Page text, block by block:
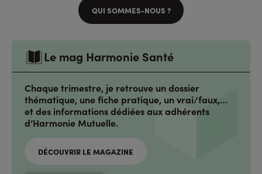
QUI SOMMES-NOUS ?
Le mag Harmonie Santé
Chaque trimestre, je retrouve un dossier
thématique, une fiche pratique, un vrai/faux,…
et des informations dédiées aux adhérents
d’Harmonie Mutuelle.
DÉCOUVRIR LE MAGAZINE